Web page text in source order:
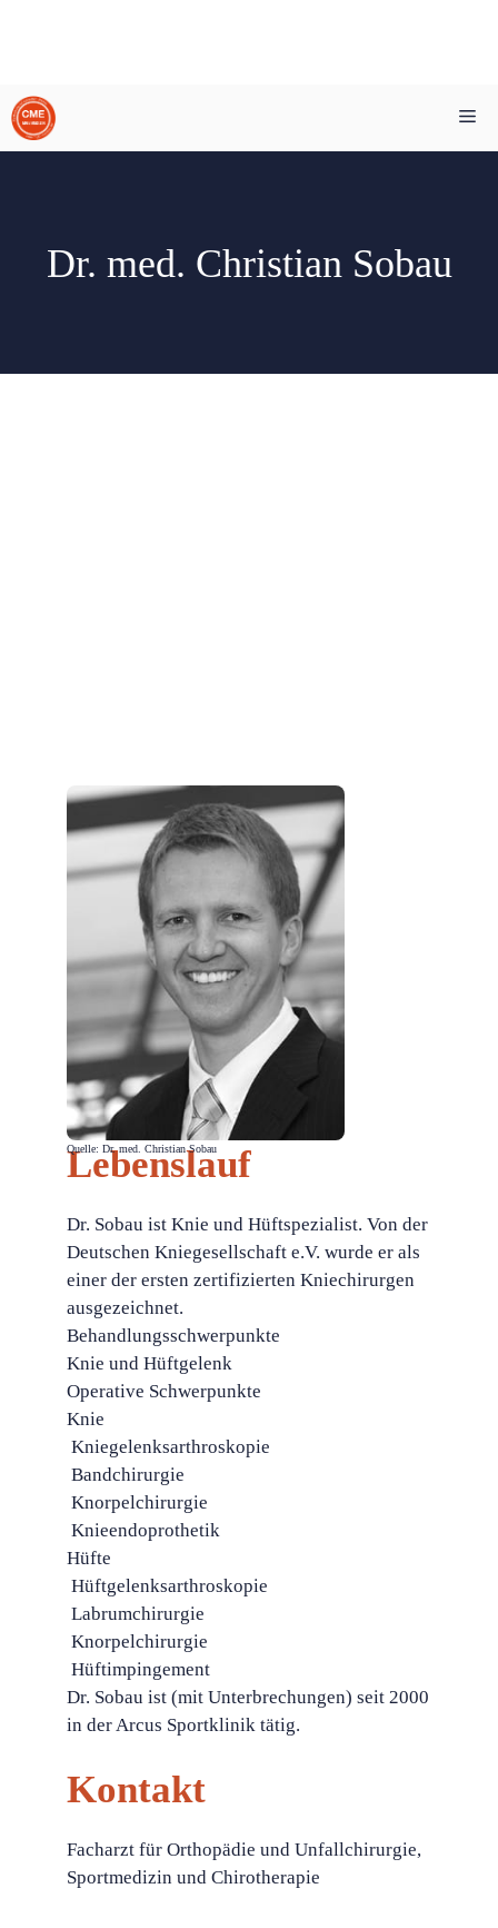
Zum
Inhalt
springen
Dr. med. Christian Sobau
Quelle: Dr. med. Christian Sobau
Lebenslauf
Dr. Sobau ist Knie und Hüftspezialist. Von der
Deutschen Kniegesellschaft e.V. wurde er als
einer der ersten zertifizierten Kniechirurgen
ausgezeichnet.
Behandlungsschwerpunkte
Knie und Hüftgelenk
Operative Schwerpunkte
Knie
 Kniegelenksarthroskopie
 Bandchirurgie
 Knorpelchirurgie
 Knieendoprothetik
Hüfte
 Hüftgelenksarthroskopie
 Labrumchirurgie
 Knorpelchirurgie
 Hüftimpingement
Dr. Sobau ist (mit Unterbrechungen) seit 2000
in der Arcus Sportklinik tätig.
Kontakt
Facharzt für Orthopädie und Unfallchirurgie,
Sportmedizin und Chirotherapie